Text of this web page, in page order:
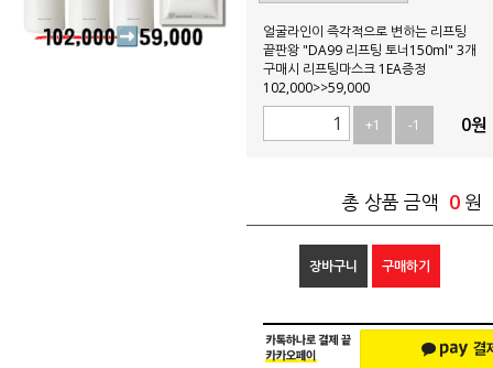
얼굴라인이 즉각적으로 변하는 리프팅
끝판왕 "DA99 리프팅 토너150ml" 3개
구매시 리프팅마스크 1EA증정
102,000>>59,000
+1
-1 0원
총 상품 금액 0 원
장바구니 구매하기